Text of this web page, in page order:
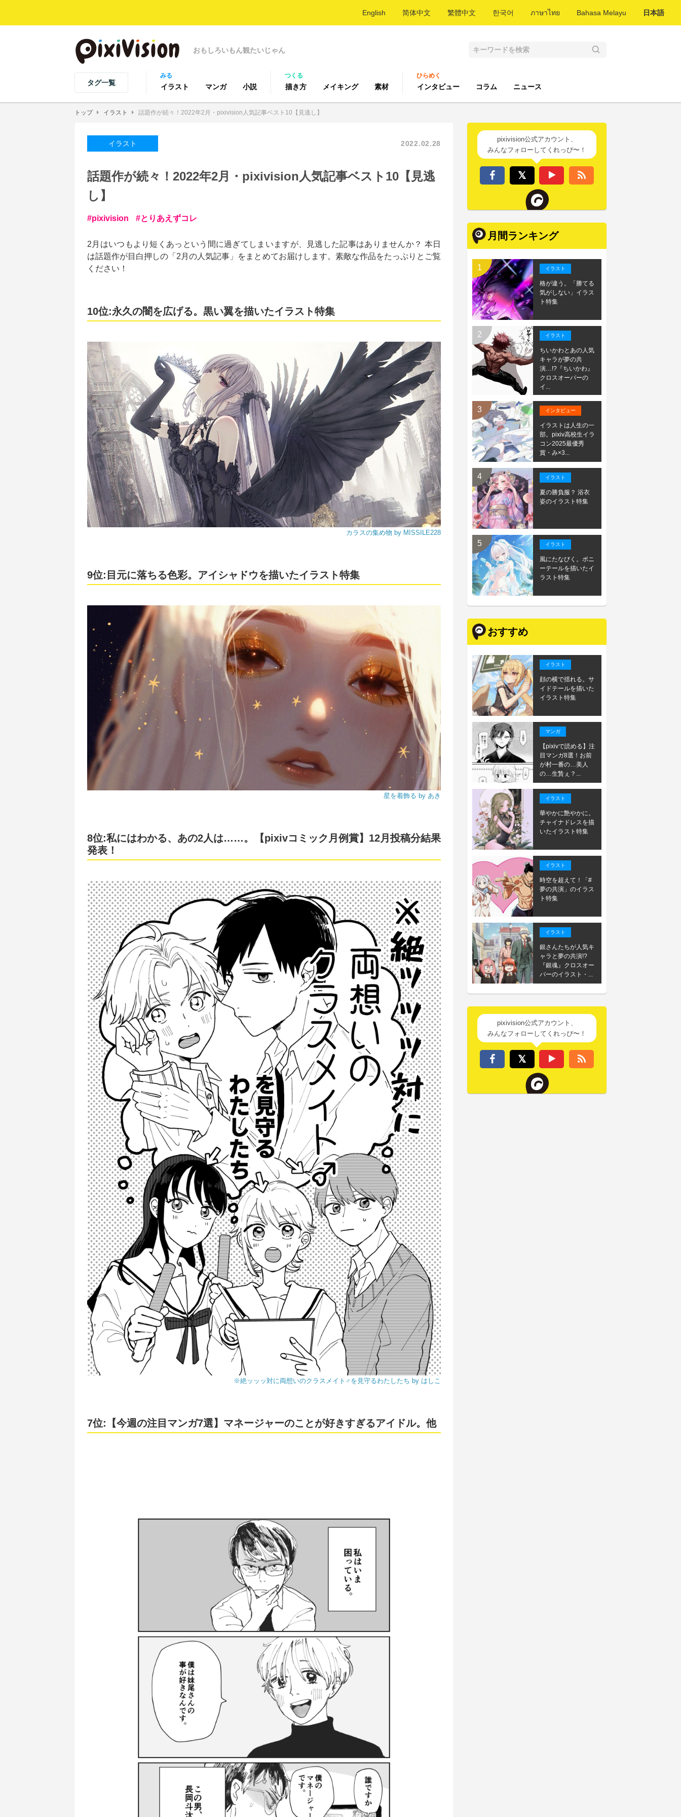
English 简体中文 繁體中文 한국어 ภาษาไทย Bahasa Melayu 日本語
おもしろいもん観たいじゃん
タグ一覧
みる
イラスト マンガ 小説
つくる
描き方 メイキング 素材
ひらめく
インタビュー コラム ニュース
トップ イラスト 話題作が続々！2022年2月・pixivision人気記事ベスト10【見逃し】
イラスト 2022.02.28
話題作が続々！2022年2月・pixivision人気記事ベスト10【見逃
し】
pixivision とりあえずコレ
2月はいつもより短くあっという間に過ぎてしまいますが、見逃した記事はありませんか？ 本日
は話題作が目白押しの「2月の人気記事」をまとめてお届けします。素敵な作品をたっぷりとご覧
ください！
10位:永久の闇を広げる。黒い翼を描いたイラスト特集
カラスの集め物 by MISSILE228
9位:目元に落ちる色彩。アイシャドウを描いたイラスト特集
星を着飾る by あき
8位:私にはわかる、あの2人は……。【pixivコミック月例賞】12月投稿分結果
発表！
※絶ッッッ対に両想いのクラスメイト♂を見守るわたしたち by はしこ
7位:【今週の注目マンガ7選】マネージャーのことが好きすぎるアイドル。他
pixivision公式アカウント、
みんなフォローしてくれっぴ〜！
月間ランキング
イラスト
格が違う。「勝てる
気がしない」イラス
ト特集
イラスト
ちいかわとあの人気
キャラが夢の共
演…!?『ちいかわ』
クロスオーバーの
イ...
インタビュー
イラストは人生の一
部。pixiv高校生イラ
コン2025最優秀
賞・み×3...
イラスト
夏の勝負服？ 浴衣
姿のイラスト特集
イラスト
風にたなびく。ポニ
ーテールを描いたイ
ラスト特集
おすすめ
イラスト
顔の横で揺れる。サ
イドテールを描いた
イラスト特集
マンガ
【pixivで読める】注
目マンガ8選！お前
が村一番の…美人
の…生贄ぇ？...
イラスト
華やかに艶やかに。
チャイナドレスを描
いたイラスト特集
イラスト
時空を超えて！「#
夢の共演」のイラス
ト特集
イラスト
銀さんたちが人気キ
ャラと夢の共演!?
『銀魂』クロスオー
バーのイラスト・...
pixivision公式アカウント、
みんなフォローしてくれっぴ〜！